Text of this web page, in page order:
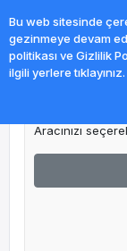
Aracınızı
Bu web sitesinde
gezinmeye devam
politikası ve Gizlilik
ilgili yerlere tıklayınız.